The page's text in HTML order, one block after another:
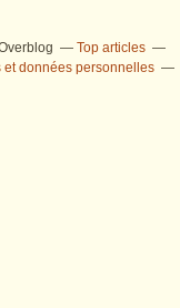
Top articles
et données personnelles